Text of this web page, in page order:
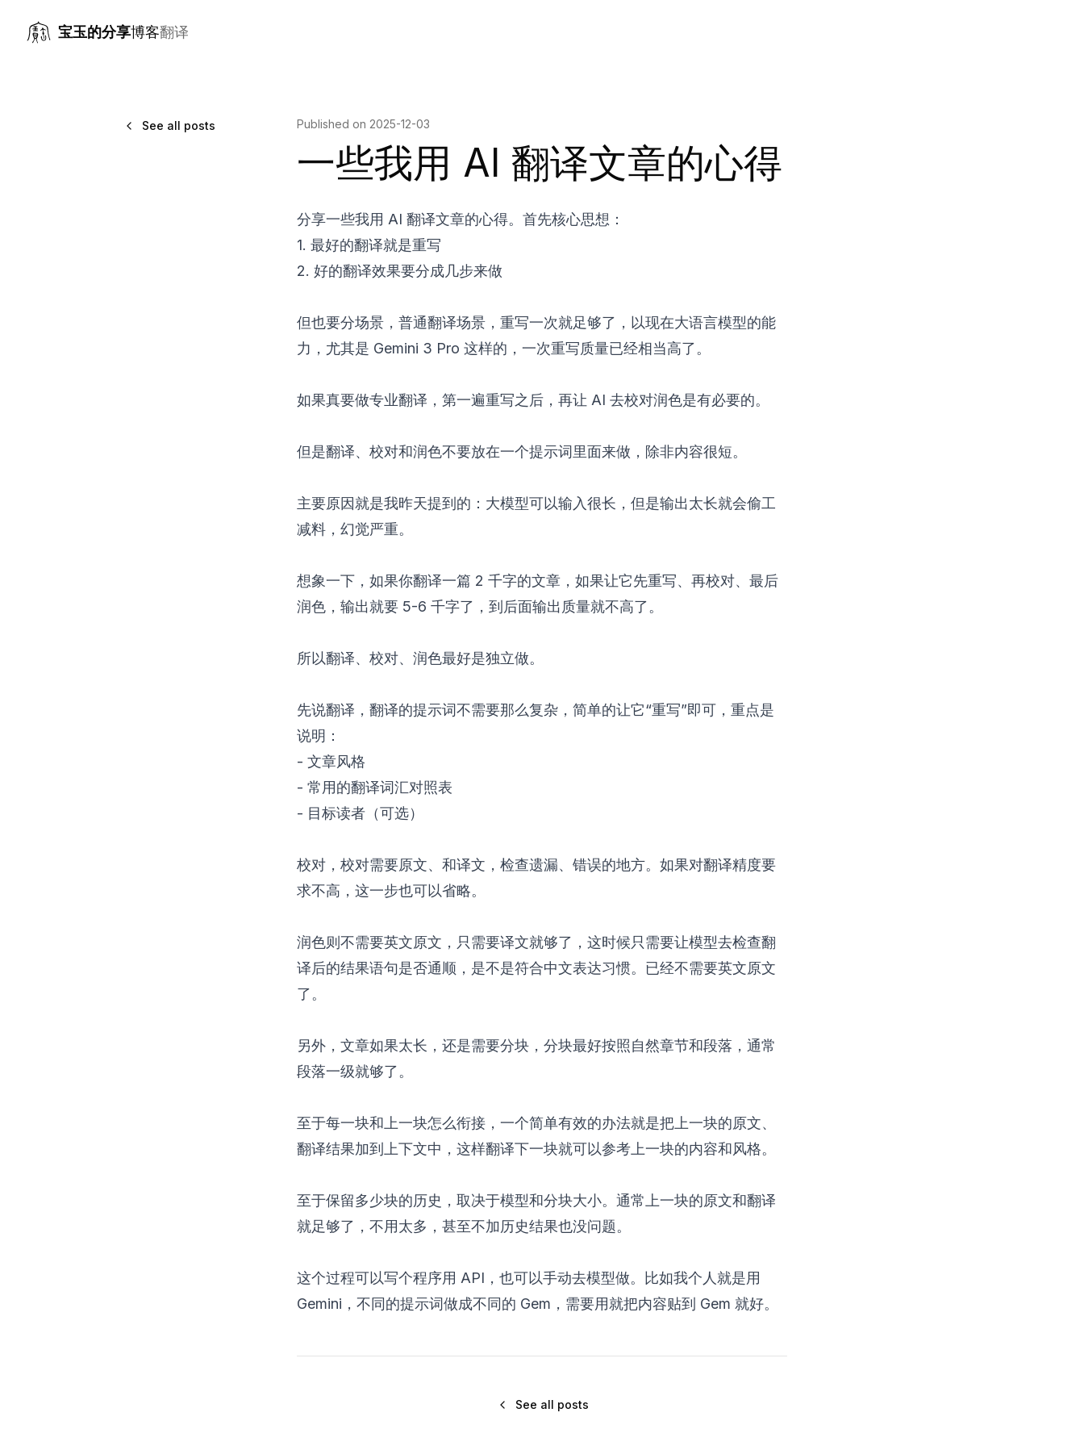
宝玉的分享博客翻译
See all posts Published on 2025-12-03
一些我用 AI 翻译文章的心得
分享一些我用 AI 翻译文章的心得。首先核心思想：
1. 最好的翻译就是重写
2. 好的翻译效果要分成几步来做
但也要分场景，普通翻译场景，重写一次就足够了，以现在大语言模型的能
力，尤其是 Gemini 3 Pro 这样的，一次重写质量已经相当高了。
如果真要做专业翻译，第一遍重写之后，再让 AI 去校对润色是有必要的。
但是翻译、校对和润色不要放在一个提示词里面来做，除非内容很短。
主要原因就是我昨天提到的：大模型可以输入很长，但是输出太长就会偷工
减料，幻觉严重。
想象一下，如果你翻译一篇 2 千字的文章，如果让它先重写、再校对、最后
润色，输出就要 5-6 千字了，到后面输出质量就不高了。
所以翻译、校对、润色最好是独立做。
先说翻译，翻译的提示词不需要那么复杂，简单的让它“重写”即可，重点是
说明：
- 文章风格
- 常用的翻译词汇对照表
- 目标读者（可选）
校对，校对需要原文、和译文，检查遗漏、错误的地方。如果对翻译精度要
求不高，这一步也可以省略。
润色则不需要英文原文，只需要译文就够了，这时候只需要让模型去检查翻
译后的结果语句是否通顺，是不是符合中文表达习惯。已经不需要英文原文
了。
另外，文章如果太长，还是需要分块，分块最好按照自然章节和段落，通常
段落一级就够了。
至于每一块和上一块怎么衔接，一个简单有效的办法就是把上一块的原文、
翻译结果加到上下文中，这样翻译下一块就可以参考上一块的内容和风格。
至于保留多少块的历史，取决于模型和分块大小。通常上一块的原文和翻译
就足够了，不用太多，甚至不加历史结果也没问题。
这个过程可以写个程序用 API，也可以手动去模型做。比如我个人就是用
Gemini，不同的提示词做成不同的 Gem，需要用就把内容贴到 Gem 就好。
See all posts